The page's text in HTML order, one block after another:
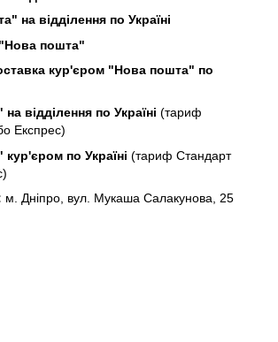
на відділення по Україні
пошта"
кур'єром "Нова пошта" по
відділення по Україні (тариф
Експрес)
по Україні (тариф Стандарт
м. Дніпро, вул. Мукаша Салакунова, 25